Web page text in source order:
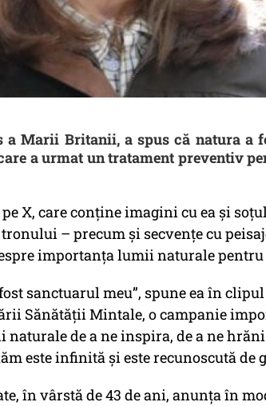
a Marii Britanii, a spus că natura a
a urmat un tratament preventiv
X, care conține imagini cu ea și
– precum și secvențe cu
importanța lumii naturale pentru
sanctuarul meu”, spune ea în
Sănătății Mintale, o campanie
naturale de a ne inspira, de a ne
este infinită și este recunoscută de
în vârstă de 43 de ani, anunța în